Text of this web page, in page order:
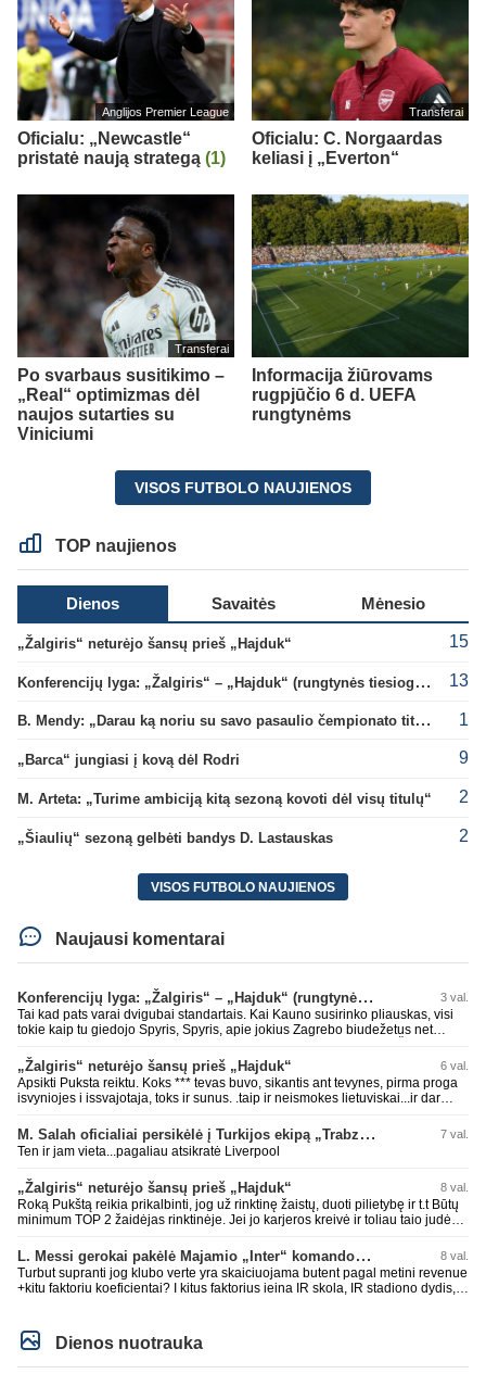
Anglijos Premier League
Oficialu: „Newcastle“
pristatė naują strategą (1)
Transferai
Oficialu: C. Norgaardas
keliasi į „Everton“
Transferai
Po svarbaus susitikimo –
„Real“ optimizmas dėl
naujos sutarties su
Viniciumi
Informacija žiūrovams
rugpjūčio 6 d. UEFA
rungtynėms
VISOS FUTBOLO NAUJIENOS
TOP naujienos
Dienos Savaitės Mėnesio
„Žalgiris“ neturėjo šansų prieš „Hajduk“ 15
Konferencijų lyga: „Žalgiris“ – „Hajduk“ (rungtynės tiesiogiai) 13
B. Mendy: „Darau ką noriu su savo pasaulio čempionato titulu“ 1
„Barca“ jungiasi į kovą dėl Rodri 9
M. Arteta: „Turime ambiciją kitą sezoną kovoti dėl visų titulų“ 2
„Šiaulių“ sezoną gelbėti bandys D. Lastauskas 2
VISOS FUTBOLO NAUJIENOS
Naujausi komentarai
Konferencijų lyga: „Žalgiris“ – „Hajduk“ (rungtynės tiesiogiai) 3 val.
Tai kad pats varai dvigubai standartais. Kai Kauno susirinko pliauskas, visi
tokie kaip tu giedojo Spyris, Spyris, apie jokius Zagrebo biudežetus net
daug didesnis. Tfu ant tokių.
„Žalgiris“ neturėjo šansų prieš „Hajduk“ 6 val.
Apsikti Puksta reiktu. Koks *** tevas buvo, sikantis ant tevynes, pirma proga
isvyniojes i issvajotaja, toks ir sunus. .taip ir neismokes lietuviskai...ir dar
laurynas ikalbins
M. Salah oficialiai persikėlė į Turkijos ekipą „Trabzonspor“ 7 val.
Ten ir jam vieta...pagaliau atsikratė Liverpool
„Žalgiris“ neturėjo šansų prieš „Hajduk“ 8 val.
Roką Pukštą reikia prikalbinti, jog už rinktinę žaistų, duoti pilietybę ir t.t Būtų
minimum TOP 2 žaidėjas rinktinėje. Jei jo karjeros kreivė ir toliau taio judės,
L. Messi gerokai pakėlė Majamio „Inter“ komandos vertę 8 val.
Turbut supranti jog klubo verte yra skaiciuojama butent pagal metini revenue
+kitu faktoriu koeficientai? I kitus faktorius ieina IR skola, IR stadiono dydis,
milzinisko klubo vertes suoli siemet. Be to, tie 200 pamineti cia yra visiskai
on-point, jeigu jau musu mylimas D. prasneko apie klubo vertes kelima, arba
CR atveju - numusima.
Dienos nuotrauka